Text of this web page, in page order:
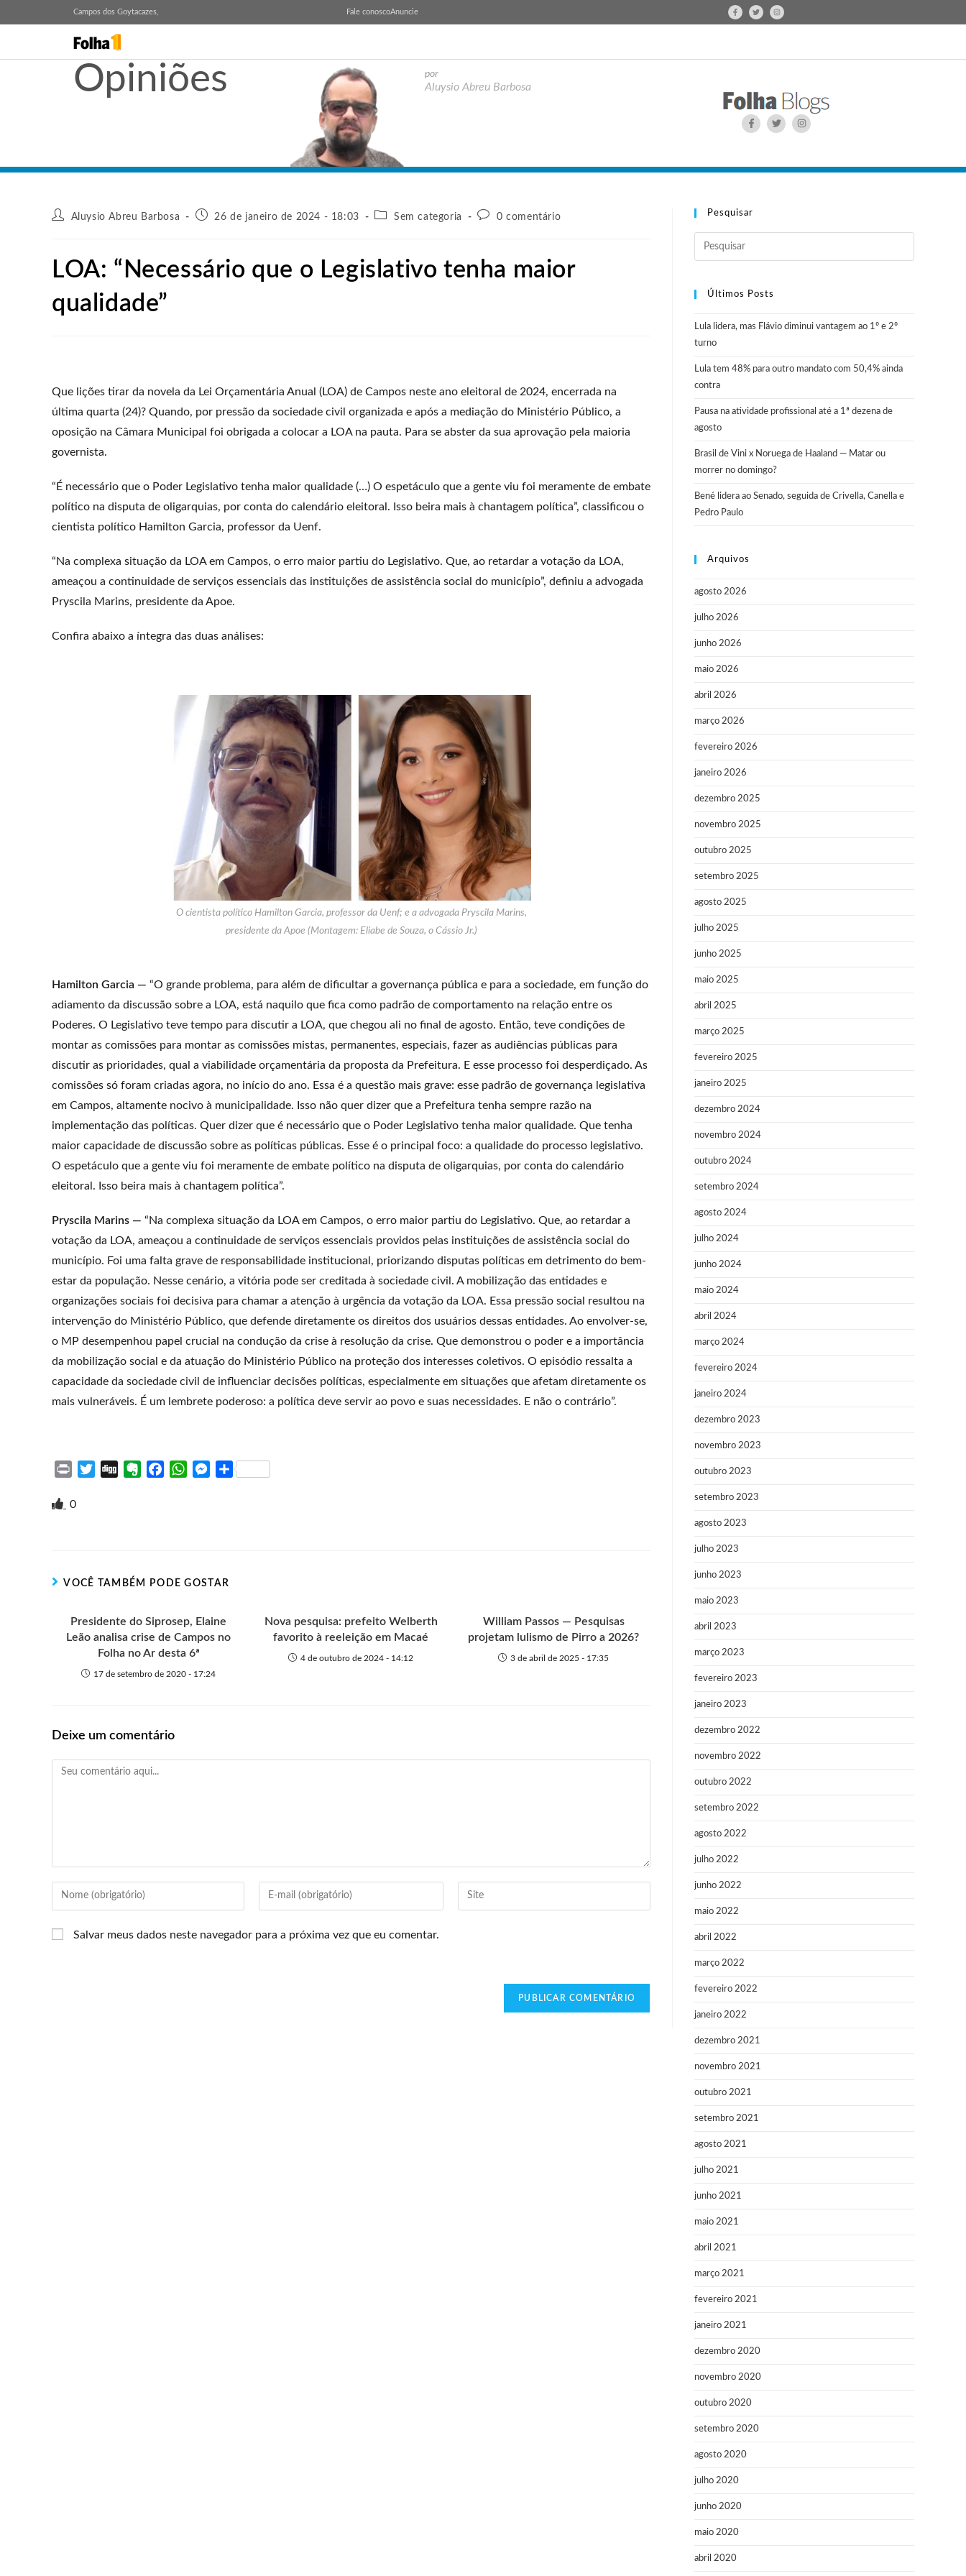
Campos dos Goytacazes, Fale conoscoAnuncie
Opiniões por
Aluysio Abreu Barbosa
Aluysio Abreu Barbosa 26 de janeiro de 2024 - 18:03 Sem categoria 0 comentário
LOA: “Necessário que o Legislativo tenha maior
qualidade”
Que lições tirar da novela da Lei Orçamentária Anual (LOA) de Campos neste ano eleitoral de 2024, encerrada na
última quarta (24)? Quando, por pressão da sociedade civil organizada e após a mediação do Ministério Público, a
oposição na Câmara Municipal foi obrigada a colocar a LOA na pauta. Para se abster da sua aprovação pela maioria
governista.
“É necessário que o Poder Legislativo tenha maior qualidade (…) O espetáculo que a gente viu foi meramente de embate
político na disputa de oligarquias, por conta do calendário eleitoral. Isso beira mais à chantagem política”, classificou o
cientista político Hamilton Garcia, professor da Uenf.
“Na complexa situação da LOA em Campos, o erro maior partiu do Legislativo. Que, ao retardar a votação da LOA,
ameaçou a continuidade de serviços essenciais das instituições de assistência social do município”, definiu a advogada
Pryscila Marins, presidente da Apoe.
Confira abaixo a íntegra das duas análises:
O cientista político Hamilton Garcia, professor da Uenf; e a advogada Pryscila Marins,
presidente da Apoe (Montagem: Eliabe de Souza, o Cássio Jr.)
Hamilton Garcia — “O grande problema, para além de dificultar a governança pública e para a sociedade, em função do
adiamento da discussão sobre a LOA, está naquilo que fica como padrão de comportamento na relação entre os
Poderes. O Legislativo teve tempo para discutir a LOA, que chegou ali no final de agosto. Então, teve condições de
montar as comissões para montar as comissões mistas, permanentes, especiais, fazer as audiências públicas para
discutir as prioridades, qual a viabilidade orçamentária da proposta da Prefeitura. E esse processo foi desperdiçado. As
comissões só foram criadas agora, no início do ano. Essa é a questão mais grave: esse padrão de governança legislativa
em Campos, altamente nocivo à municipalidade. Isso não quer dizer que a Prefeitura tenha sempre razão na
implementação das políticas. Quer dizer que é necessário que o Poder Legislativo tenha maior qualidade. Que tenha
maior capacidade de discussão sobre as políticas públicas. Esse é o principal foco: a qualidade do processo legislativo.
O espetáculo que a gente viu foi meramente de embate político na disputa de oligarquias, por conta do calendário
eleitoral. Isso beira mais à chantagem política”.
Pryscila Marins — “Na complexa situação da LOA em Campos, o erro maior partiu do Legislativo. Que, ao retardar a
votação da LOA, ameaçou a continuidade de serviços essenciais providos pelas instituições de assistência social do
município. Foi uma falta grave de responsabilidade institucional, priorizando disputas políticas em detrimento do bem-
estar da população. Nesse cenário, a vitória pode ser creditada à sociedade civil. A mobilização das entidades e
organizações sociais foi decisiva para chamar a atenção à urgência da votação da LOA. Essa pressão social resultou na
intervenção do Ministério Público, que defende diretamente os direitos dos usuários dessas entidades. Ao envolver-se,
o MP desempenhou papel crucial na condução da crise à resolução da crise. Que demonstrou o poder e a importância
da mobilização social e da atuação do Ministério Público na proteção dos interesses coletivos. O episódio ressalta a
capacidade da sociedade civil de influenciar decisões políticas, especialmente em situações que afetam diretamente os
mais vulneráveis. É um lembrete poderoso: a política deve servir ao povo e suas necessidades. E não o contrário”.
i
e
k
W
p
M
e
S
0
VOCÊ TAMBÉM PODE GOSTAR
Presidente do Siprosep, Elaine
Leão analisa crise de Campos no
Folha no Ar desta 6ª
17 de setembro de 2020 - 17:24
Nova pesquisa: prefeito Welberth
favorito à reeleição em Macaé
4 de outubro de 2024 - 14:12
William Passos — Pesquisas
projetam lulismo de Pirro a 2026?
3 de abril de 2025 - 17:35
Deixe um comentário
Salvar meus dados neste navegador para a próxima vez que eu comentar.
Pesquisar
Últimos Posts
Lula lidera, mas Flávio diminui vantagem ao 1º e 2º
turno
Lula tem 48% para outro mandato com 50,4% ainda
contra
Pausa na atividade profissional até a 1ª dezena de
agosto
Brasil de Vini x Noruega de Haaland — Matar ou
morrer no domingo?
Bené lidera ao Senado, seguida de Crivella, Canella e
Pedro Paulo
Arquivos
agosto 2026
julho 2026
junho 2026
maio 2026
abril 2026
março 2026
fevereiro 2026
janeiro 2026
dezembro 2025
novembro 2025
outubro 2025
setembro 2025
agosto 2025
julho 2025
junho 2025
maio 2025
abril 2025
março 2025
fevereiro 2025
janeiro 2025
dezembro 2024
novembro 2024
outubro 2024
setembro 2024
agosto 2024
julho 2024
junho 2024
maio 2024
abril 2024
março 2024
fevereiro 2024
janeiro 2024
dezembro 2023
novembro 2023
outubro 2023
setembro 2023
agosto 2023
julho 2023
junho 2023
maio 2023
abril 2023
março 2023
fevereiro 2023
janeiro 2023
dezembro 2022
novembro 2022
outubro 2022
setembro 2022
agosto 2022
julho 2022
junho 2022
maio 2022
abril 2022
março 2022
fevereiro 2022
janeiro 2022
dezembro 2021
novembro 2021
outubro 2021
setembro 2021
agosto 2021
julho 2021
junho 2021
maio 2021
abril 2021
março 2021
fevereiro 2021
janeiro 2021
dezembro 2020
novembro 2020
outubro 2020
setembro 2020
agosto 2020
julho 2020
junho 2020
maio 2020
abril 2020